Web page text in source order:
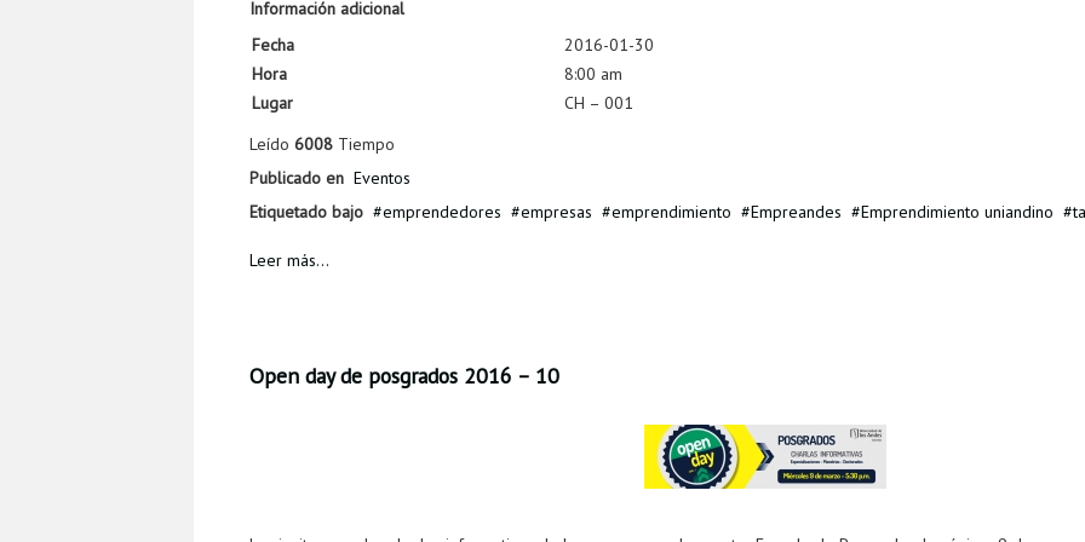
Información adicional
Fecha
2016-01-30
Hora
8:00 am
Lugar
CH – 001
Leído 6008 Tiempo
Publicado en Eventos
Etiquetado bajo
emprendedores empresas emprendimiento Empreandes Emprendimiento uniandino
Leer más...
Open day de posgrados 2016 – 10